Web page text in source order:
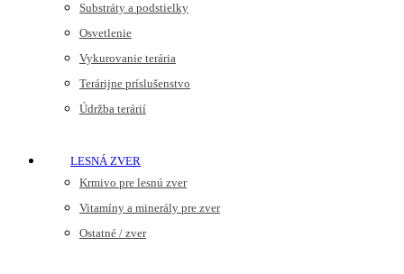
Substráty a podstielky
Osvetlenie
Vykurovanie terária
Terárijne príslušenstvo
Údržba terárií
LESNÁ ZVER
Krmivo pre lesnú zver
Vitamíny a minerály pre zver
Ostatné / zver